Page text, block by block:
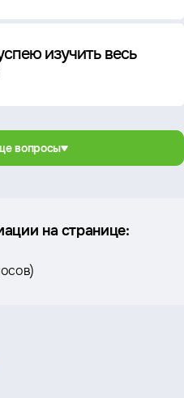
изучить весь
вопросы
на странице:
)